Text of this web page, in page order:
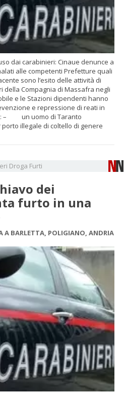
dai carabinieri: Cinaue denunce a
alle competenti Prefetture quali
sono l’esito delle attività di
della Compagnia di Massafra negli
e le Stazioni dipendenti hanno
e repressione di reati in
– un uomo di Taranto
illegale di coltello di genere
Droga Furti
dei
furto in una
A BARLETTA, POLIGIANO, ANDRIA